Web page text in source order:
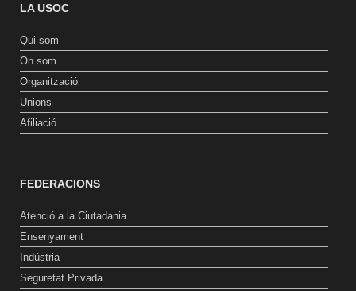
LA USOC
Qui som
On som
Organització
Unions
Afiliació
FEDERACIONS
Atenció a la Ciutadania
Ensenyament
Indústria
Seguretat Privada